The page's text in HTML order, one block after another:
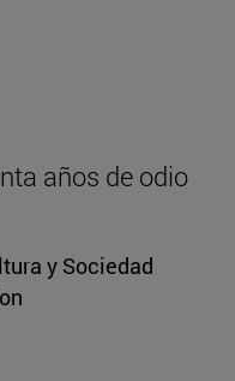
años de odio
y Sociedad